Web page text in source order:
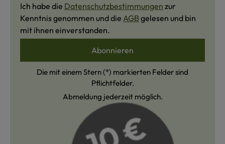
Ich habe die Datenschutzbestimmungen zur
Kenntnis genommen und die AGB gelesen und bin
mit ihnen einverstanden.
Abonnieren
Die mit einem Stern (*) markierten Felder sind
Pflichtfelder.
Abmeldung jederzeit möglich.